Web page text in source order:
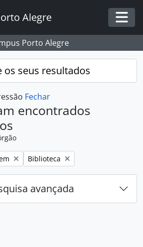
Alegre
Porto Alegre
os seus resultados
Fechar
encontrados
filtro:
Remover filtro:
Biblioteca
avançada